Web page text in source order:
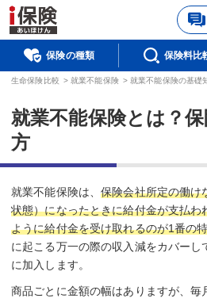
保険の種類 保険料比
生命保険比較 > 就業不能保険 > 就業不能保険の基礎
就業不能保険とは？
方
就業不能保険は、保険会社所定の働け
状態）になったときに給付金が支払わ
ように給付金を受け取れるのが1番の
に起こる万一の際の収入減をカバーし
に加入します。
商品ごとに金額の幅はありますが、毎